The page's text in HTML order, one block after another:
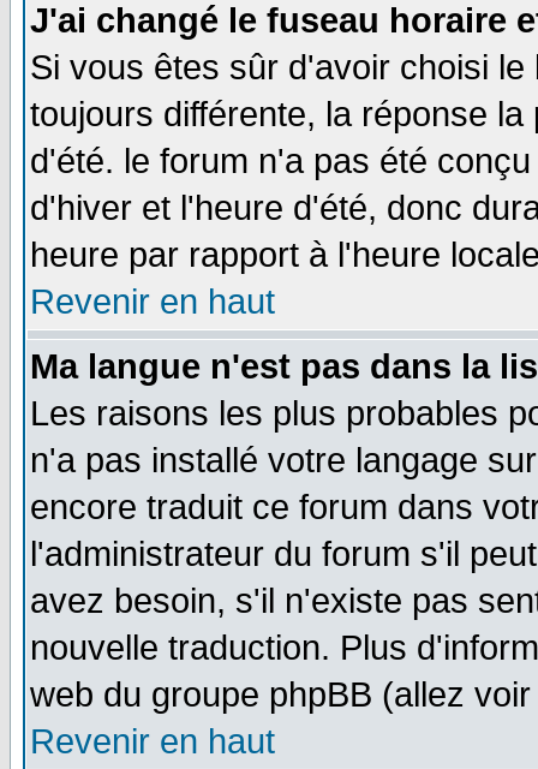
J'ai changé le fuseau horaire
Si vous êtes sûr d'avoir choisi
toujours différente, la réponse
d'été. le forum n'a pas été
d'hiver et l'heure d'été, donc
heure par rapport à l'heure
Revenir en haut
Ma langue n'est pas dans la
Les raisons les plus probables
n'a pas installé votre langage
encore traduit ce forum dans
l'administrateur du forum s'il
avez besoin, s'il n'existe pas
nouvelle traduction. Plus
web du groupe phpBB (allez
Revenir en haut